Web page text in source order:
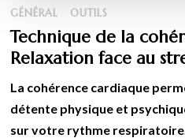
GÉNÉRAL OUTILS
Technique de la
Relaxation face au
La cohérence cardiaque
détente physique et
sur votre rythme respiratoire.